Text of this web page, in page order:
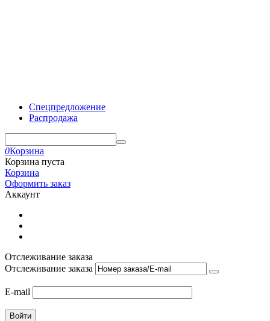
Спецпредложение
Распродажа
0Корзина
Корзина пуста
Корзина
Оформить заказ
Аккаунт
Отслеживание заказа
Отслеживание заказа
E-mail
Войти